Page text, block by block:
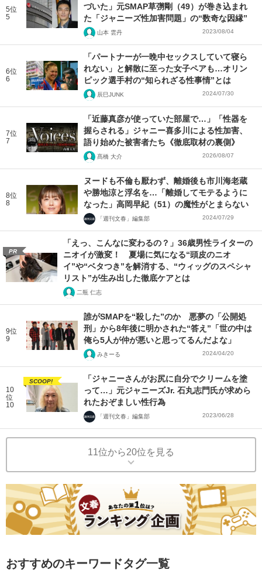
5位
5
づいた」元SMAP草彅剛（49）が巻き込まれ
た「ジャニーズ性加害問題」の“数奇な因縁”
山本 雲丹 2023/08/04
6位
6
「パートナーが一晩中セックスしていて寝ら
れない」と解散に至った女子ペアも…オリン
ピック選手村の“知られざる性事情”とは
辰巳JUNK 2024/07/30
7位
7
「近藤真彦が使っていた部屋で…」「性器を
握らされる」ジャニー喜多川による性加害、
語り始めた被害者たち《徹底取材の裏側》
髙橋 大介 2026/08/07
8位
8
ヌードも不倫も厭わず、離婚後も市川海老蔵
や勝地涼と浮名を…「離婚してモテるように
なった」高岡早紀（51）の魔性がとまらない
「週刊文春」編集部 2024/07/29
PR
「えっ、こんなに変わるの？」36歳男性ライターの
ニオイが激変！ 夏場に気になる“頭皮のニオ
イ”や“ベタつき”を解消する、“ウィッグのスペシャ
リスト”が生み出した徹底ケアとは
二瓶 仁志
9位
9
誰がSMAPを“殺した”のか 悪夢の「公開処
刑」から8年後に明かされた“答え”「世の中は
俺ら5人が仲が悪いと思ってるんだよな」
みきーる 2024/04/20
10
位
10
SCOOP!
「ジャニーさんがお尻に自分でクリームを塗
って…」元ジャニーズJr. 石丸志門氏が求めら
れたおぞましい性行為
「週刊文春」編集部 2023/06/28
11位から20位を見る
おすすめのキーワードタグ一覧